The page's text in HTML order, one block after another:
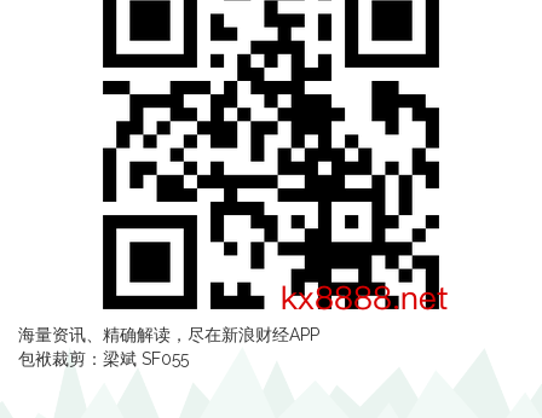
海量资讯、精确解读，尽在新浪财经APP
包袱裁剪：梁斌 SF055